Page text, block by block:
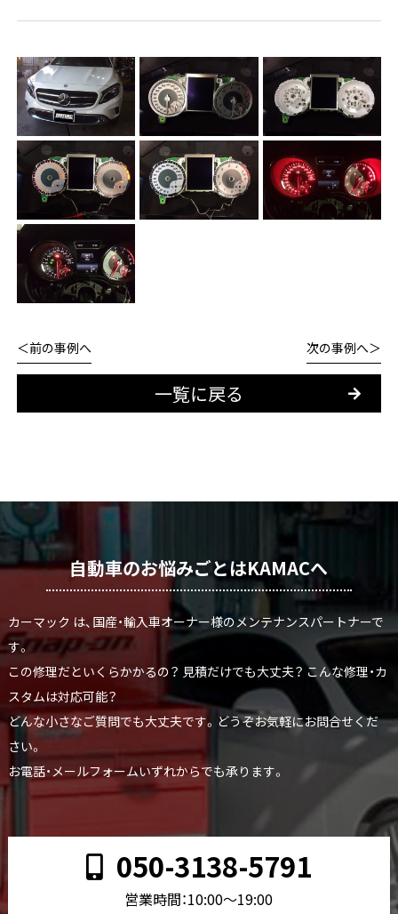
前の事例へ
一覧に戻る
次の事例へ
自動車のお悩みごとはKAMACへ
カーマック は、国産・輸入車オーナー様のメンテナンスパートナーで
す。
この修理だといくらかかるの？ 見積だけでも大丈夫？ こんな修理・カ
スタムは対応可能？
どんな小さなご質問でも大丈夫です。どうぞお気軽にお問合せくだ
さい。
お電話・メールフォームいずれからでも承ります。
050-3138-5791
営業時間：10:00〜19:00